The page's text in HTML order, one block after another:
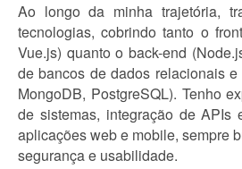
Ao longo da minha trajetória,
tecnologias, cobrindo tanto o
Vue.js) quanto o back-end
de bancos de dados relacionais
MongoDB, PostgreSQL). Tenho
de sistemas, integração de APIs
aplicações web e mobile, sempre
segurança e usabilidade.